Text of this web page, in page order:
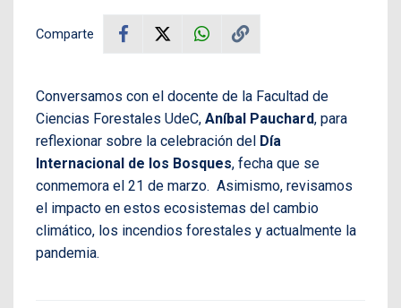
Comparte
Conversamos con el docente de la Facultad de
Ciencias Forestales UdeC, Aníbal Pauchard, para
reflexionar sobre la celebración del Día
Internacional de los Bosques, fecha que se
conmemora el 21 de marzo. Asimismo, revisamos
el impacto en estos ecosistemas del cambio
climático, los incendios forestales y actualmente la
pandemia.